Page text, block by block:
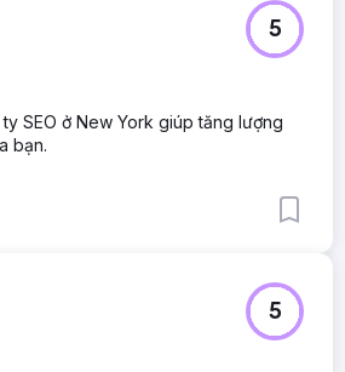
5
SEO ở New York giúp tăng lượng
bạn.
5